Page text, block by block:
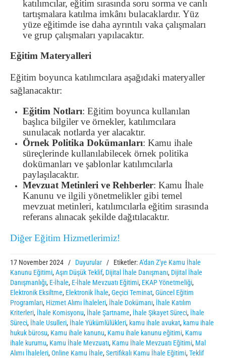
katılımcılar, eğitim sırasında soru sorma ve canlı
tartışmalara katılma imkânı bulacaklardır. Yüz
yüze eğitimde ise daha ayrıntılı vaka çalışmaları
ve grup çalışmaları yapılacaktır.
Eğitim Materyalleri
Eğitim boyunca katılımcılara aşağıdaki materyaller
sağlanacaktır:
Eğitim Notları: Eğitim boyunca kullanılan
başlıca bilgiler ve örnekler, katılımcılara
sunulacak notlarda yer alacaktır.
Örnek Politika Dokümanları: Kamu ihale
süreçlerinde kullanılabilecek örnek politika
dokümanları ve şablonlar katılımcılarla
paylaşılacaktır.
Mevzuat Metinleri ve Rehberler: Kamu İhale
Kanunu ve ilgili yönetmelikler gibi temel
mevzuat metinleri, katılımcılarla eğitim sırasında
referans alınacak şekilde dağıtılacaktır.
Diğer Eğitim Hizmetlerimiz!
17 November 2024 / Duyurular / Etiketler:A'dan Z'ye Kamu İhale
Kanunu Eğitimi, Aşırı Düşük Teklif, Dijital İhale Danışmanı, Dijital İhale
Danışmanlığı, E-İhale, E-İhale Mevzuatı Eğitimi, EKAP Yönetmeliği,
Elektronik Eksiltme, Elektronik İhale, Geçici Teminat, Güncel Eğitim
Programları, Hizmet Alımı İhaleleri, İhale Dokümanı, İhale Katılım
Kriterleri, İhale Komisyonu, İhale Şartname, İhale Şikayet Süreci, İhale
Süreci, İhale Usulleri, İhale Yükümlülükleri, kamu ihale avukat, kamu ihale
hukuk bürosu, Kamu ihale kanunu, Kamu ihale kanunu eğitimi, Kamu
ihale kurumu, Kamu İhale Mevzuatı, Kamu İhale Mevzuatı Eğitimi, Mal
Alımı İhaleleri, Online Kamu İhale, Sertifikalı Kamu İhale Eğitimi, Teklif